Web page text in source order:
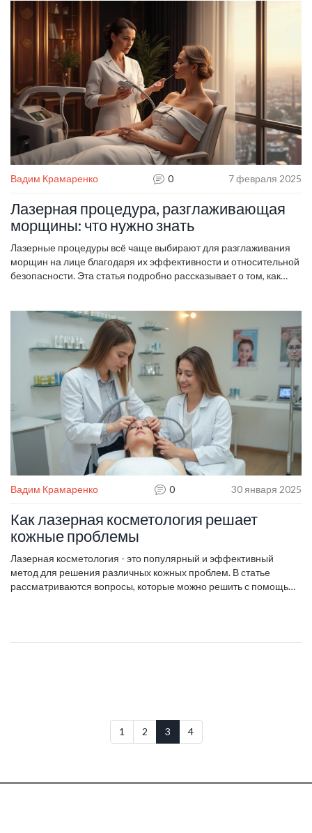
коллагена, делая кожу более упругой и свежей. Важно
понимать, как лазер воздействует на кожу, чтобы избежать
осложнений. Давайте подробнее разведем, как это работает и
какие меры предосторожности стоит принимать.
Вадим Крамаренко 0 7 февраля 2025
Лазерная процедура, разглаживающая
морщины: что нужно знать
Лазерные процедуры всё чаще выбирают для разглаживания
морщин на лице благодаря их эффективности и относительной
безопасности. Эта статья подробно рассказывает о том, как
советами по подготовке к сеансу и уходу за кожей после него,
чтобы достичь максимального эффекта. Узнайте, как лазерные
технологии помогают сохранить молодость кожи.
Вадим Крамаренко 0 30 января 2025
Как лазерная косметология решает
кожные проблемы
Лазерная косметология - это популярный и эффективный
метод для решения различных кожных проблем. В статье
рассматриваются вопросы, которые можно решить с помощью
1 2 3 4